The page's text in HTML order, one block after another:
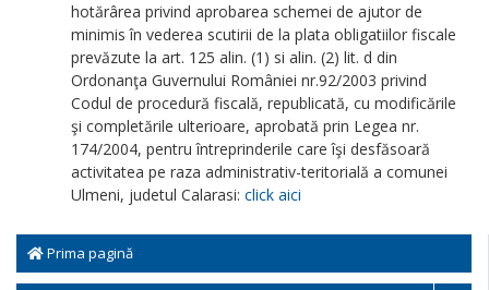
Prima pagină
hotărârea privind aprobarea schemei de ajutor de
minimis în vederea scutirii de la plata obligatiilor fiscale
prevăzute la art. 125 alin. (1) si alin. (2) lit. d din
Ordonanţa Guvernului României nr.92/2003 privind
Codul de procedură fiscală, republicată, cu modificările
şi completările ulterioare, aprobată prin Legea nr.
174/2004, pentru întreprinderile care îşi desfăsoară
activitatea pe raza administrativ-teritorială a comunei
Ulmeni, judetul Calarasi: click aici